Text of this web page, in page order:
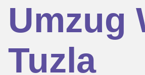
Umzug
Tuzla